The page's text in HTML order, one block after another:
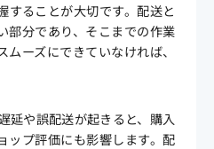
することが大切です。配送と
部分であり、そこまでの作業
ムーズにできていなければ、
延や誤配送が起きると、購入
ップ評価にも影響します。配